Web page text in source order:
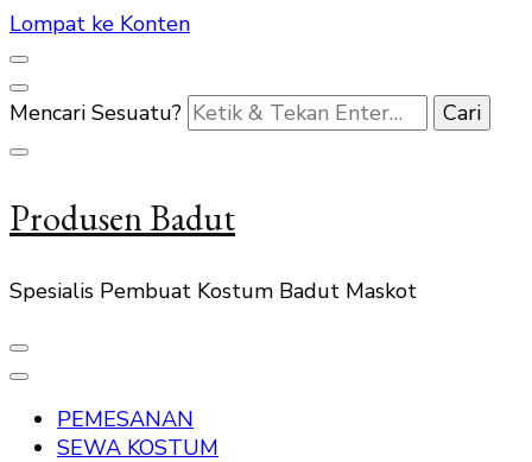
Lompat ke Konten
Mencari Sesuatu?
Produsen Badut
Spesialis Pembuat Kostum Badut Maskot
PEMESANAN
SEWA KOSTUM